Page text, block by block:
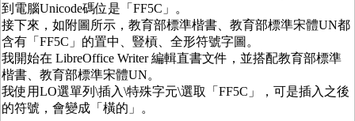
到電腦Unicode碼位是「FF5C」。
接下來，如附圖所示，教育部標準楷書、教育部標準宋體UN都
含有「FF5C」的置中、豎槓、全形符號字圖。
我開始在 LibreOffice Writer 編輯直書文件，並搭配教育部標準
楷書、教育部標準宋體UN。
我使用LO選單列\插入\特殊字元\選取「FF5C」，可是插入之後
的符號，會變成「橫的」。